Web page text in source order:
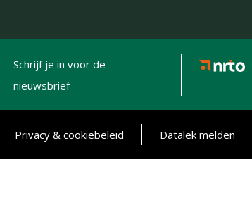
Schrijf je in voor de
nieuwsbrief
Privacy & cookiebeleid Datalek melden